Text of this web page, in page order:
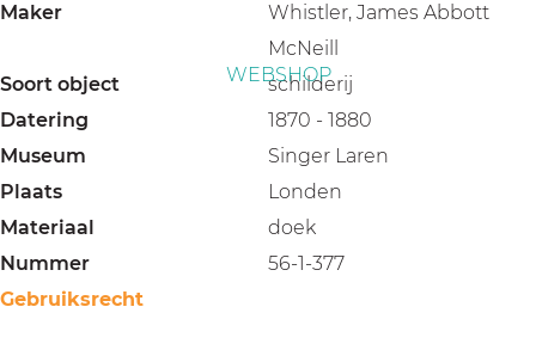
WEBSHOP
Maker
Whistler, James Abbott
McNeill
Soort object
schilderij
Datering
1870 - 1880
Museum
Singer Laren
Plaats
Londen
Materiaal
doek
Nummer
56-1-377
Gebruiksrecht